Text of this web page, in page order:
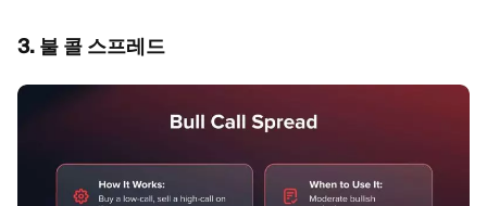
3. 불 콜 스프레드